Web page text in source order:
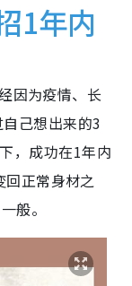
1年内
因为疫情、长
己想出来的3
，成功在1年内
正常身材之
般。